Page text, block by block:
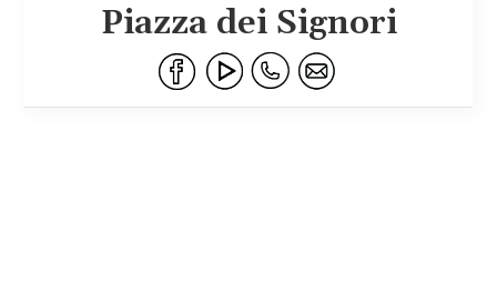
Piazza dei Signori